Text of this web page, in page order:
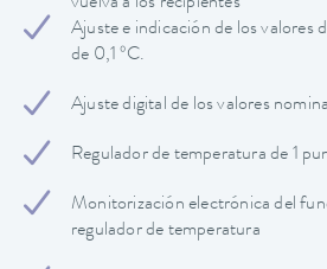
Ajuste e indicación de los valores
de 0,1 ºC.
Ajuste digital de los valores
Regulador de temperatura de 1
Monitorización electrónica del
regulador de temperatura